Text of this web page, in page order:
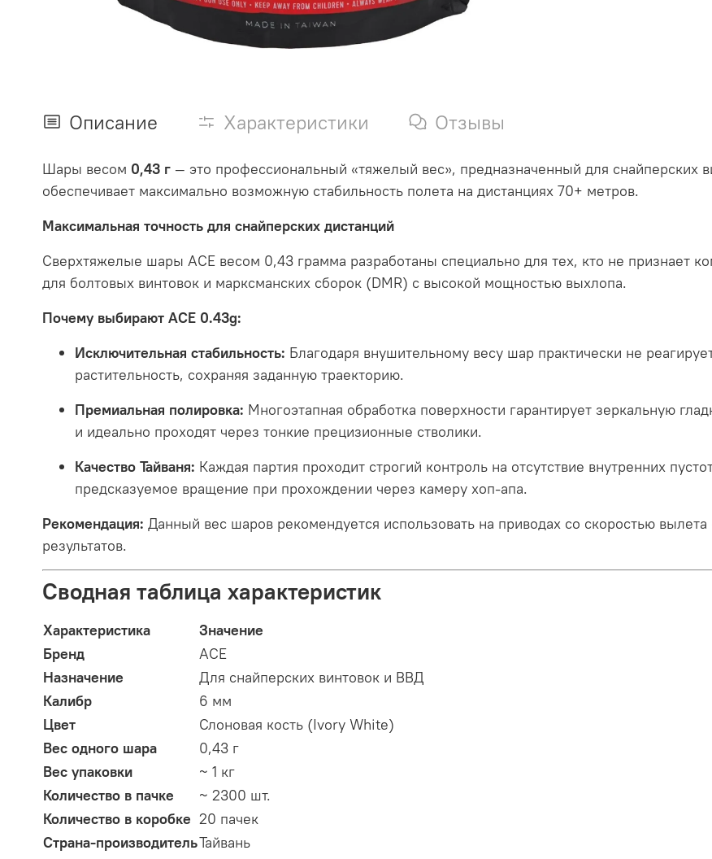
Описание Характеристики Отзывы
Шары весом 0,43 г — это профессиональный «тяжелый вес», предназначенный для снайперских
обеспечивает максимально возможную стабильность полета на дистанциях 70+ метров.
Максимальная точность для снайперских дистанций
Сверхтяжелые шары ACE весом 0,43 грамма разработаны специально для тех, кто не признает
для болтовых винтовок и марксманских сборок (DMR) с высокой мощностью выхлопа.
Почему выбирают ACE 0.43g:
Исключительная стабильность: Благодаря внушительному весу шар практически не
растительность, сохраняя заданную траекторию.
Премиальная полировка: Многоэтапная обработка поверхности гарантирует зеркальную
и идеально проходят через тонкие прецизионные стволики.
Качество Тайваня: Каждая партия проходит строгий контроль на отсутствие внутренних
предсказуемое вращение при прохождении через камеру хоп-апа.
Рекомендация: Данный вес шаров рекомендуется использовать на приводах со скоростью вылета
результатов.
Сводная таблица характеристик
Характеристика
Значение
Бренд
ACE
Назначение
Для снайперских винтовок и ВВД
Калибр
6 мм
Цвет
Слоновая кость (Ivory White)
Вес одного шара
0,43 г
Вес упаковки
~ 1 кг
Количество в пачке
~ 2300 шт.
Количество в коробке 20 пачек
Страна-производительТайвань